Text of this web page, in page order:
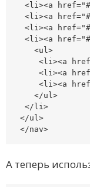
<li><a
<li><a
<li><a
<li><a
   <ul>
<li><a
<li><a
<li><a
   </ul>
</li>
</ul>
</nav>
А теперь